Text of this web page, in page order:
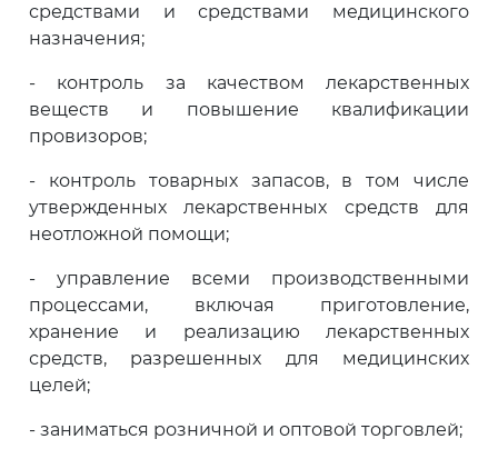
средствами и средствами медицинского
назначения;
- контроль за качеством лекарственных
веществ и повышение квалификации
провизоров;
- контроль товарных запасов, в том числе
утвержденных лекарственных средств для
неотложной помощи;
- управление всеми производственными
процессами, включая приготовление,
хранение и реализацию лекарственных
средств, разрешенных для медицинских
целей;
- заниматься розничной и оптовой торговлей;